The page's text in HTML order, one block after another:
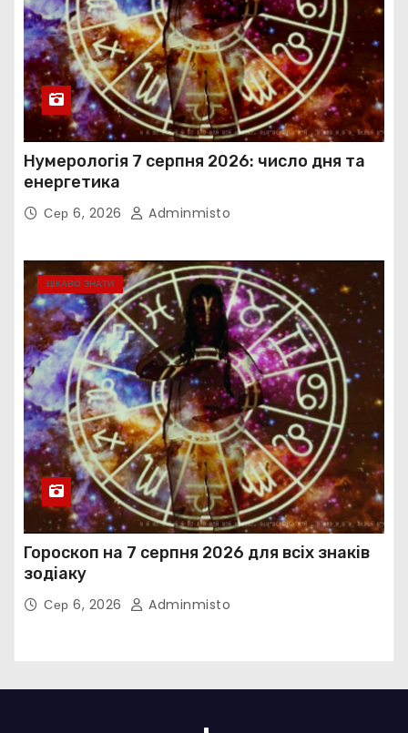
Нумерологія 7 серпня 2026: число дня та
енергетика
Сер 6, 2026 Adminmisto
ЦІКАВО ЗНАТИ
Гороскоп на 7 серпня 2026 для всіх знаків
зодіаку
Сер 6, 2026 Adminmisto